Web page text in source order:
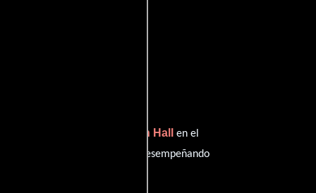
Jefferson Hall
en el
desempeñando